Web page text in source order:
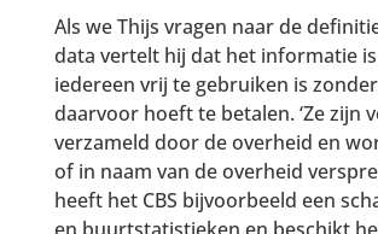
Als we Thijs vragen naar de
data vertelt hij dat het informatie
iedereen vrij te gebruiken is
daarvoor hoeft te betalen. ‘Ze zijn
verzameld door de overheid en
of in naam van de overheid
heeft het CBS bijvoorbeeld een